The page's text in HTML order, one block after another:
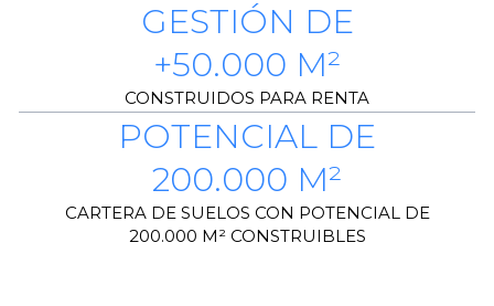
GESTIÓN DE
+50.000 M²
CONSTRUIDOS PARA RENTA
POTENCIAL DE
200.000 M²
CARTERA DE SUELOS CON POTENCIAL DE
200.000 M² CONSTRUIBLES